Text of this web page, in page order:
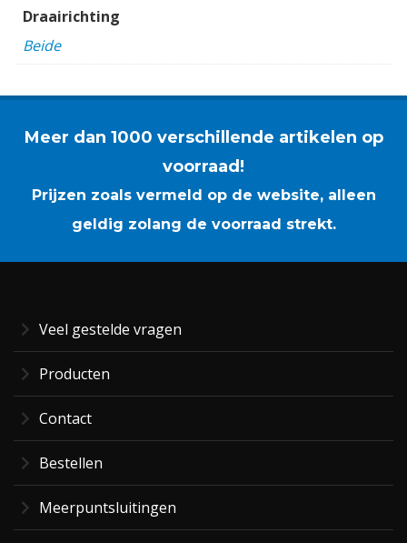
Draairichting
Beide
Meer dan 1000 verschillende artikelen op
voorraad!
Prijzen zoals vermeld op de website, alleen
geldig zolang de voorraad strekt.
Veel gestelde vragen
Producten
Contact
Bestellen
Meerpuntsluitingen